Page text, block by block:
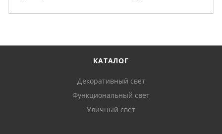
КАТАЛОГ
Декоративный свет
Функциональный свет
Уличный свет